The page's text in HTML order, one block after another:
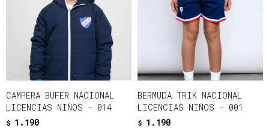
CAMPERA BUFER NACIONAL
LICENCIAS NIÑOS - 014
$ 1.190
BERMUDA TRIK NACIONAL
LICENCIAS NIÑOS - 001
$ 1.190